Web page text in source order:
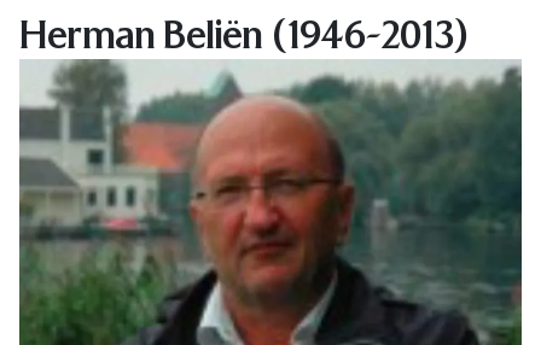
Zoek
Herman Beliën (1946-2013)